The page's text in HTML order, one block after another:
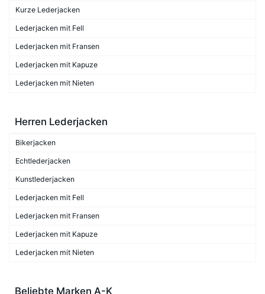
Kurze Lederjacken
Lederjacken mit Fell
Lederjacken mit Fransen
Lederjacken mit Kapuze
Lederjacken mit Nieten
Herren Lederjacken
Bikerjacken
Echtlederjacken
Kunstlederjacken
Lederjacken mit Fell
Lederjacken mit Fransen
Lederjacken mit Kapuze
Lederjacken mit Nieten
Beliebte Marken A-K